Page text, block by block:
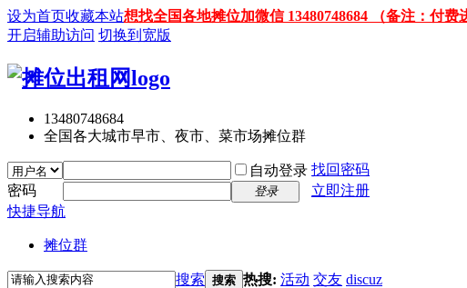
设为首页收藏本站想找全国各地摊位加微信 13480748684 （备注：付费
开启辅助访问 切换到宽版
13480748684
全国各大城市早市、夜市、菜市场摊位群
自动登录 找回密码
密码
登录
立即注册
快捷导航
摊位群
搜索 搜索 热搜: 活动 交友 discuz